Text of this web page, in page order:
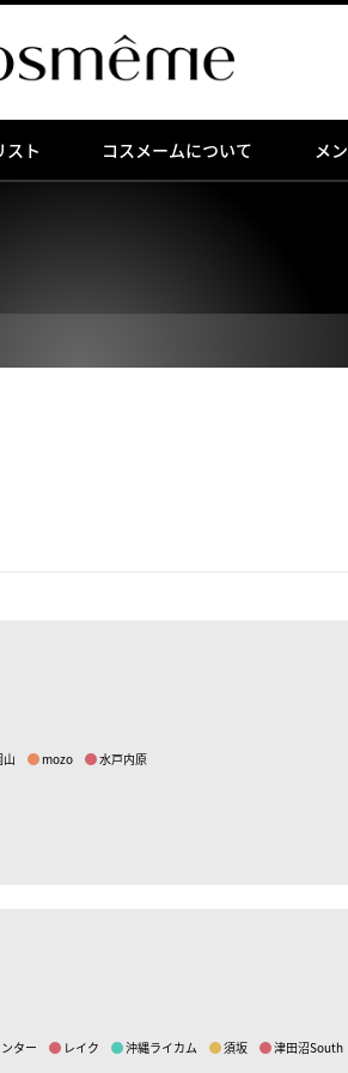
スト コスメームについて メ
山 mozo 水戸内原
ター レイク 沖縄ライカム 須坂 津田沼South